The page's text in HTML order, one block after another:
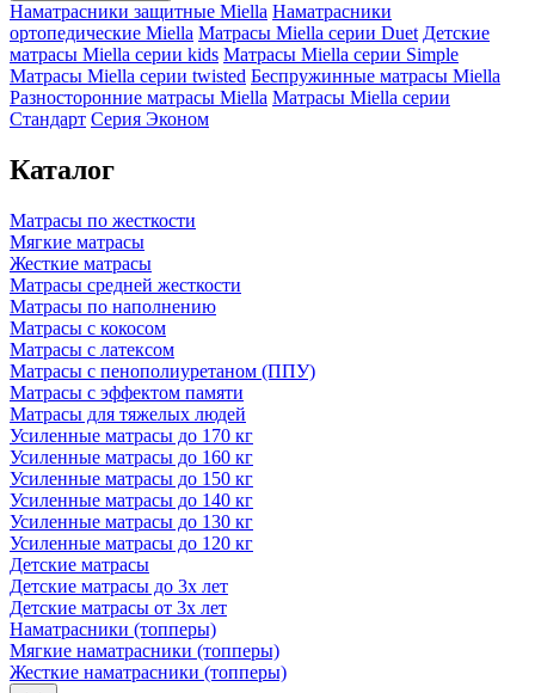
Наматрасники защитные Miella Наматрасники
ортопедические Miella Матрасы Miella серии Duet Детские
матрасы Miella серии kids Матрасы Miella серии Simple
Матрасы Miella серии twisted Беспружинные матрасы Miella
Разносторонние матрасы Miella Матрасы Miella серии
Стандарт Серия Эконом
Каталог
Матрасы по жесткости
Мягкие матрасы
Жесткие матрасы
Матрасы средней жесткости
Матрасы по наполнению
Матрасы с кокосом
Матрасы с латексом
Матрасы с пенополиуретаном (ППУ)
Матрасы с эффектом памяти
Матрасы для тяжелых людей
Усиленные матрасы до 170 кг
Усиленные матрасы до 160 кг
Усиленные матрасы до 150 кг
Усиленные матрасы до 140 кг
Усиленные матрасы до 130 кг
Усиленные матрасы до 120 кг
Детские матрасы
Детские матрасы до 3х лет
Детские матрасы от 3х лет
Наматрасники (топперы)
Мягкие наматрасники (топперы)
Жесткие наматрасники (топперы)